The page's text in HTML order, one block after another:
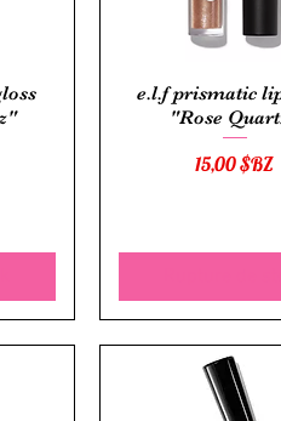
Aperçu
e.l.f prismatic
"Rose
Prix
15,00 $BZ